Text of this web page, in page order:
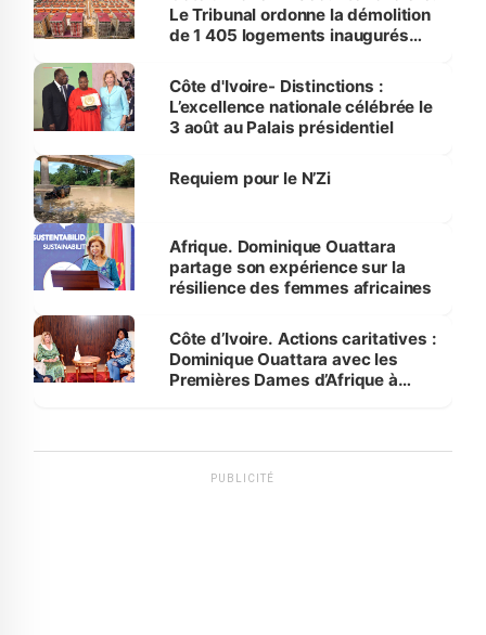
Le Tribunal ordonne la démolition
de 1 405 logements inaugurés
Bassam
Côte d'Ivoire- Distinctions :
L’excellence nationale célébrée le
3 août au Palais présidentiel
Requiem pour le N’Zi
Afrique. Dominique Ouattara
partage son expérience sur la
résilience des femmes africaines
Côte d’Ivoire. Actions caritatives :
Dominique Ouattara avec les
Premières Dames d’Afrique à
PUBLICITÉ